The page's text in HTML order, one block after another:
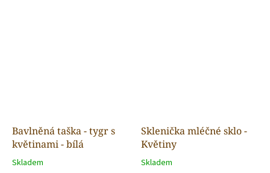
Bavlněná taška - tygr s
květinami - bílá
Skladem
Sklenička mléčné sklo -
Květiny
Skladem